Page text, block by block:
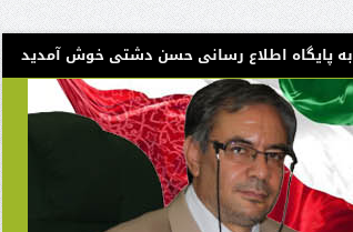
به پایگاه اطلاع رسانی حسن دشتی خوش آمدید